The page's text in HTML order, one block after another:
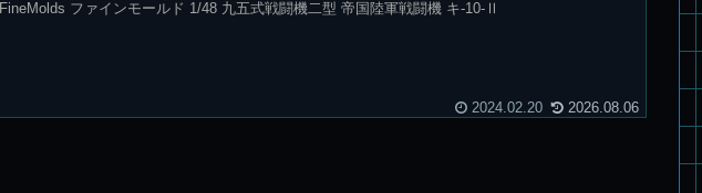
FineMolds ファインモールド 1/48 九五式戦闘機二型 帝国陸軍戦闘機 キ-10-Ⅱ
2024.02.20 2026.08.06